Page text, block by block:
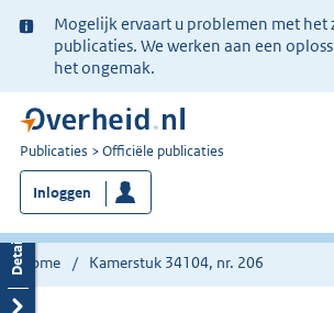
Ter
informatie:
Mogelijk ervaart u problemen met het
publicaties. We werken aan een
het ongemak.
U
bent
nu
hier:
Publicaties Officiële publicaties
Inloggen
Home Kamerstuk 34104, nr. 206